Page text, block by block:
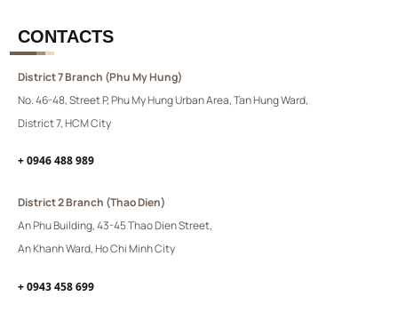
CONTACTS
District 7 Branch (Phu My Hung)
No. 46-48, Street P, Phu My Hung Urban Area, Tan Hung Ward,
District 7, HCM City
+ 0946 488 989
District 2 Branch (Thao Dien)
An Phu Building, 43-45 Thao Dien Street,
An Khanh Ward, Ho Chi Minh City
+ 0943 458 699